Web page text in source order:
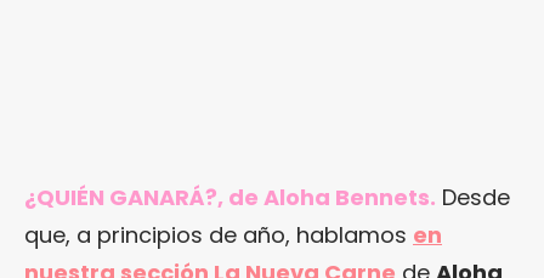
¿QUIÉN GANARÁ?, de Aloha Bennets. Desde
que, a principios de año, hablamos en
nuestra sección La Nueva Carne de Aloha